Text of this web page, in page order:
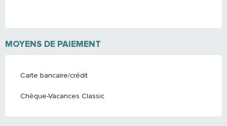
MOYENS DE PAIEMENT
Carte bancaire/crédit
Chèque-Vacances Classic